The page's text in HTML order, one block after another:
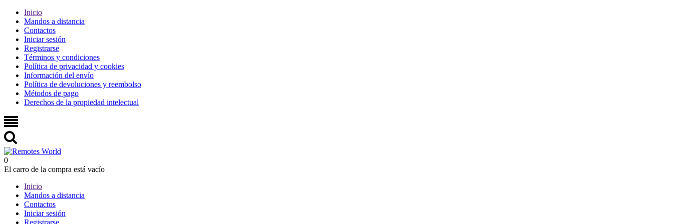
Inicio
Mandos a distancia
Contactos
Iniciar sesión
Registrarse
Términos y condiciones
Política de privacidad y cookies
Información del envío
Política de devoluciones y reembolso
Métodos de pago
Derechos de la propiedad intelectual
0
El carro de la compra está vacío
Inicio
Mandos a distancia
Contactos
Iniciar sesión
Registrarse